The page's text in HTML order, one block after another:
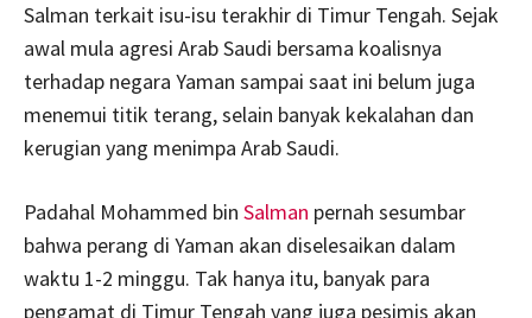
Salman terkait isu-isu terakhir di Timur Tengah. Sejak
awal mula agresi Arab Saudi bersama koalisnya
terhadap negara Yaman sampai saat ini belum juga
menemui titik terang, selain banyak kekalahan dan
kerugian yang menimpa Arab Saudi.
Padahal Mohammed bin Salman pernah sesumbar
bahwa perang di Yaman akan diselesaikan dalam
waktu 1-2 minggu. Tak hanya itu, banyak para
pengamat di Timur Tengah yang juga pesimis akan